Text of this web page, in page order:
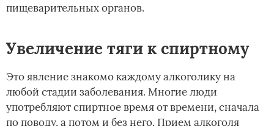
пищеварительных органов.
Увеличение тяги к спиртному
Это явление знакомо каждому алкоголику на
любой стадии заболевания. Многие люди
употребляют спиртное время от времени, сначала
по поводу, а потом и без него. Прием алкоголя